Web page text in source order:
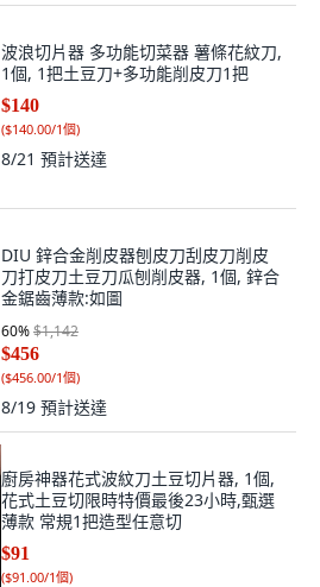
波浪切片器 多功能切菜器 薯條花紋刀,
1個, 1把土豆刀+多功能削皮刀1把
$140
($140.00/1個)
8/21 預計送達
DIU 鋅合金削皮器刨皮刀刮皮刀削皮
刀打皮刀土豆刀瓜刨削皮器, 1個, 鋅合
金鋸齒薄款:如圖
60%$1,142
$456
($456.00/1個)
8/19 預計送達
廚房神器花式波紋刀土豆切片器, 1個,
花式土豆切限時特價最後23小時,甄選
薄款 常規1把造型任意切
$91
($91.00/1個)